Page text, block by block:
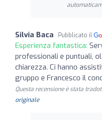
Silvia Baca Pubblicato il
Esperienza fantastica:
professionali e puntuali,
chiarezza. Ci hanno
gruppo e Francesco il
Questa recensione è stata
originale